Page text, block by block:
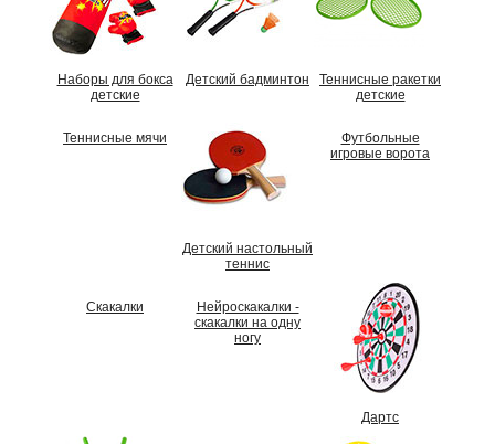
Наборы для бокса
детские
Детский бадминтон
Теннисные ракетки
детские
Теннисные мячи
Детский настольный
теннис
Футбольные
игровые ворота
Скакалки
Нейроскакалки -
скакалки на одну
ногу
Дартс